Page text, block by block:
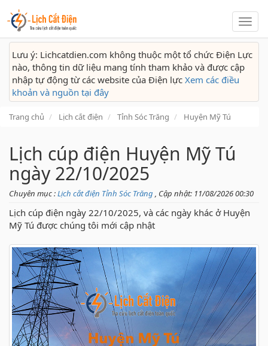
Lịch
cắt
Lưu ý: Lichcatdien.com không thuộc một tổ chức Điện Lực
nào, thông tin dữ liệu mang tính tham khảo và được cập
nhập tự động từ các website của Điện lực Xem các điều
khoản và nguồn tại đây
Trang chủ Lịch cắt điện Tỉnh Sóc Trăng Huyện Mỹ Tú
Lịch cúp điện Huyện Mỹ Tú
ngày 22/10/2025
Chuyên mục :Lịch cắt điện Tỉnh Sóc Trăng , Cập nhật: 11/08/2026 00:30
Lịch cúp điện ngày 22/10/2025, và các ngày khác ở Huyện
Mỹ Tú được chúng tôi mới cập nhật